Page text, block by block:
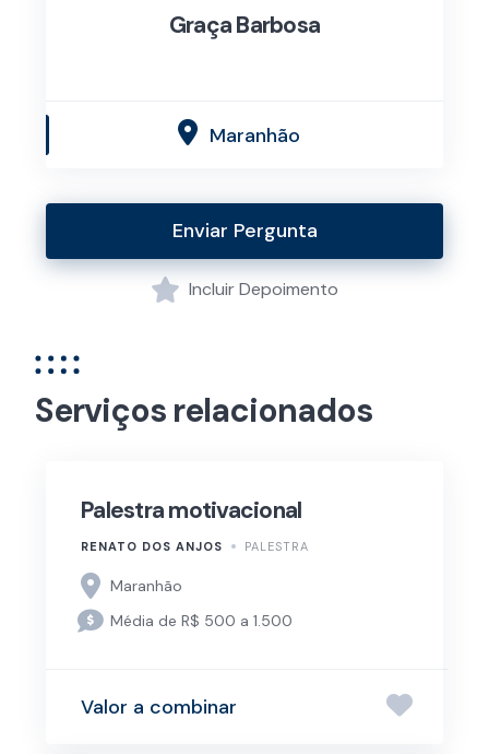
Graça Barbosa
Maranhão
Enviar Pergunta
Incluir Depoimento
Serviços relacionados
Palestra motivacional
RENATO DOS ANJOS PALESTRA
Maranhão
Média de R$ 500 a 1.500
Valor a combinar